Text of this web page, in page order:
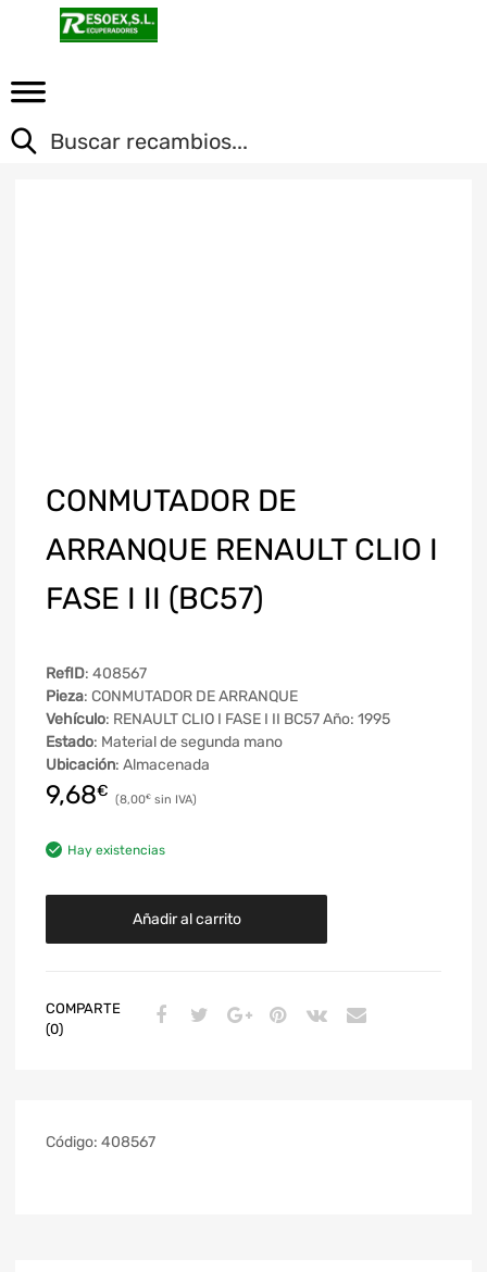
CONMUTADOR DE
ARRANQUE RENAULT CLIO I
FASE I II (BC57)
RefID: 408567
Pieza: CONMUTADOR DE ARRANQUE
Vehículo: RENAULT CLIO I FASE I II BC57 Año: 1995
Estado: Material de segunda mano
Ubicación: Almacenada
9,68€ 8,00€
Hay existencias
Añadir al carrito
COMPARTE
(0)
Código: 408567